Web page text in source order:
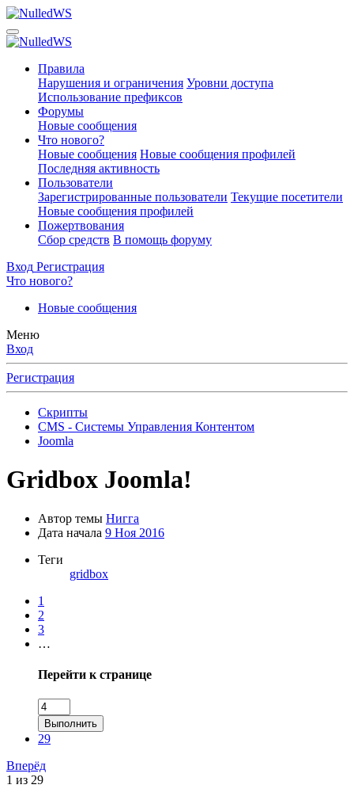
Правила
Нарушения и ограничения Уровни доступа
Использование префиксов
Форумы
Новые сообщения
Что нового?
Новые сообщения Новые сообщения профилей
Последняя активность
Пользователи
Зарегистрированные пользователи Текущие посетители
Новые сообщения профилей
Пожертвования
Сбор средств В помощь форуму
Вход Регистрация
Что нового?
Новые сообщения
Меню
Вход
Регистрация
Скрипты
CMS - Системы Управления Контентом
Joomla
Gridbox Joomla!
Автор темы Нигга
Дата начала 9 Ноя 2016
Теги
gridbox
1
2
3
…
Перейти к странице
Выполнить
29
Вперёд
1 из 29